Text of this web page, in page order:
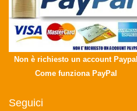
Non è richiesto un account Paypal
Come funziona PayPal
Seguici